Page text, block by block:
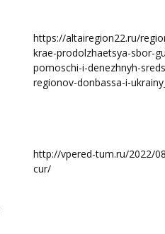
https://altairegion22.ru/
krae-prodolzhaetsya-sbor-
pomoschi-i-denezhnyh-
regionov-donbassa-i-
http://vpered-tum.ru/2022/
cur/